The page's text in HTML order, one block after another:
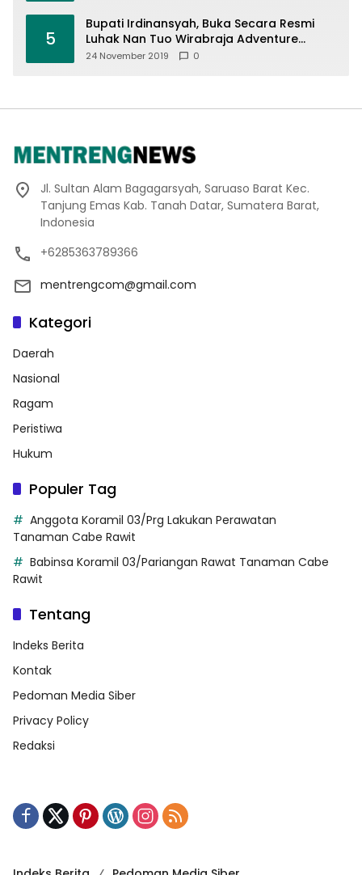
5
Bupati Irdinansyah, Buka Secara Resmi
Luhak Nan Tuo Wirabraja Adventure
Offroad 2019
24 November 2019 0
Jl. Sultan Alam Bagagarsyah, Saruaso Barat Kec.
Tanjung Emas Kab. Tanah Datar, Sumatera Barat,
Indonesia
+6285363789366
mentrengcom@gmail.com
Kategori
Daerah
Nasional
Ragam
Peristiwa
Hukum
Populer Tag
Anggota Koramil 03/Prg Lakukan Perawatan
Tanaman Cabe Rawit
Babinsa Koramil 03/Pariangan Rawat Tanaman Cabe
Rawit
Tentang
Indeks Berita
Kontak
Pedoman Media Siber
Privacy Policy
Redaksi